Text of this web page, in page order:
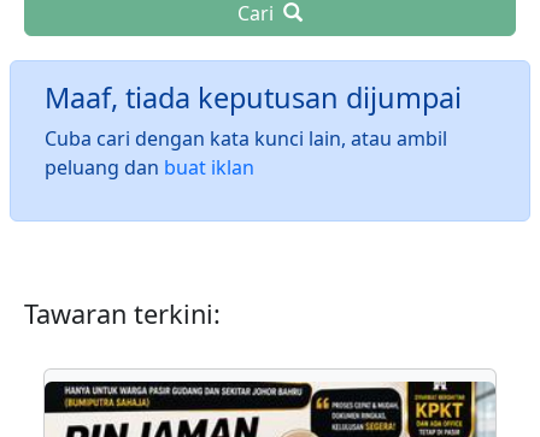
Cari
Maaf, tiada keputusan dijumpai
Cuba cari dengan kata kunci lain, atau ambil
peluang dan buat iklan
Tawaran terkini: